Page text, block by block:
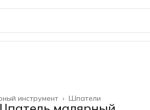
Шпатели
инструмент ›